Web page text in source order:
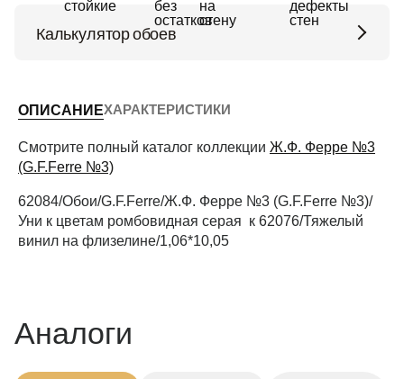
Калькулятор обоев
Периметр комнаты (м)
Рассчитать
ОПИСАНИЕХАРАКТЕРИСТИКИ
Смотрите полный каталог коллекции Ж.Ф. Ферре №3
(G.F.Ferre №3)
62084/Обои/G.F.Ferre/Ж.Ф. Ферре №3 (G.F.Ferre №3)/
Уни к цветам ромбовидная серая к 62076/Тяжелый
винил на флизелине/1,06*10,05
Аналоги